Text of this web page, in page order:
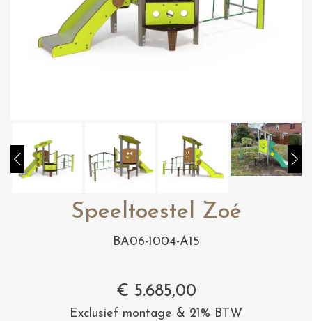
Speeltoestel Zoé
BA06-1004-A15
€ 5.685,00
Exclusief montage & 21% BTW